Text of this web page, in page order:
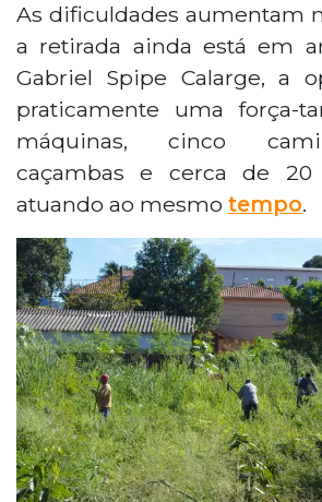
As dificuldades aumentam
a retirada ainda está em
Gabriel Spipe Calarge, a
praticamente uma força-
máquinas, cinco
caçambas e cerca de 20
atuando ao mesmo tempo.